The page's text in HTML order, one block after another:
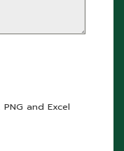
PNG and Excel